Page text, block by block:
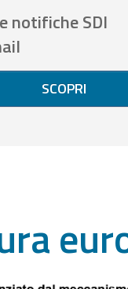
notifiche SDI
SCOPRI